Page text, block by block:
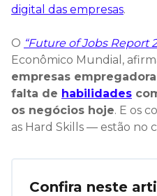
digital das empresas.
O “Future of Jobs Report
Econômico Mundial,
empresas
falta de habilidades
os negócios hoje. E os
as Hard Skills — estão no
Confira neste